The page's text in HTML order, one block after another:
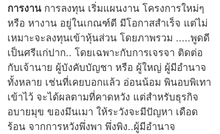
การงาน การลงทุน เริ่มแผนงาน โครงการใหม่ๆ
หรือ หางาน อยู่ในเกณฑ์ดี มีโอกาสสำเร็จ แต่ไม่
เหมาะจะลงทุนเข้าหุ้นส่วน โดยภาพรวม .....พูดดี
เป็นศรีแก่ปาก.. โดยเฉพาะกับการเจรจา ติดต่อ
กับเจ้านาย ผู้บังคับบัญชา หรือ ผู้ใหญ่ ผู้มีอำนาจ
ทั้งหลาย เช่นที่เคยบอกแล้ว อ่อนน้อม พินอบพิเทา
เข้าไว้ จะได้ผลตามที่คาดหวัง แต่สำหรับธุรกิจ
อบายมุข ของมึนเมา ให้ระวังจะมีปัญหา เดือด
ร้อน จากการหวังพึ่งพา พึ่งพิง..ผู้มีอำนาจ